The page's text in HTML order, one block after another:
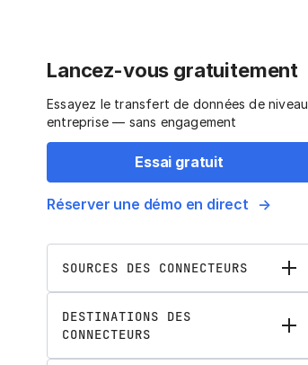
Lancez-vous gratuitement
Essayez le transfert de données de niveau
entreprise — sans engagement
Essai gratuit
Réserver une démo en direct
SOURCES DES CONNECTEURS
DESTINATIONS DES
CONNECTEURS